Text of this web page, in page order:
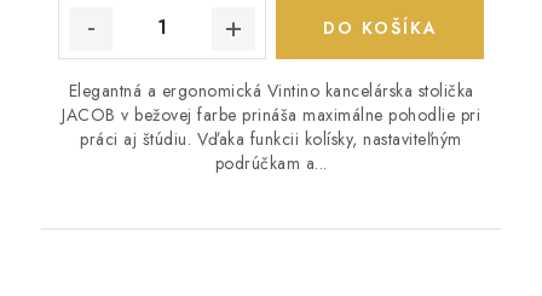
DO KOŠÍKA
Elegantná a ergonomická Vintino kancelárska stolička
JACOB v bežovej farbe prináša maximálne pohodlie pri
práci aj štúdiu. Vďaka funkcii kolísky, nastaviteľným
podrúčkam a...